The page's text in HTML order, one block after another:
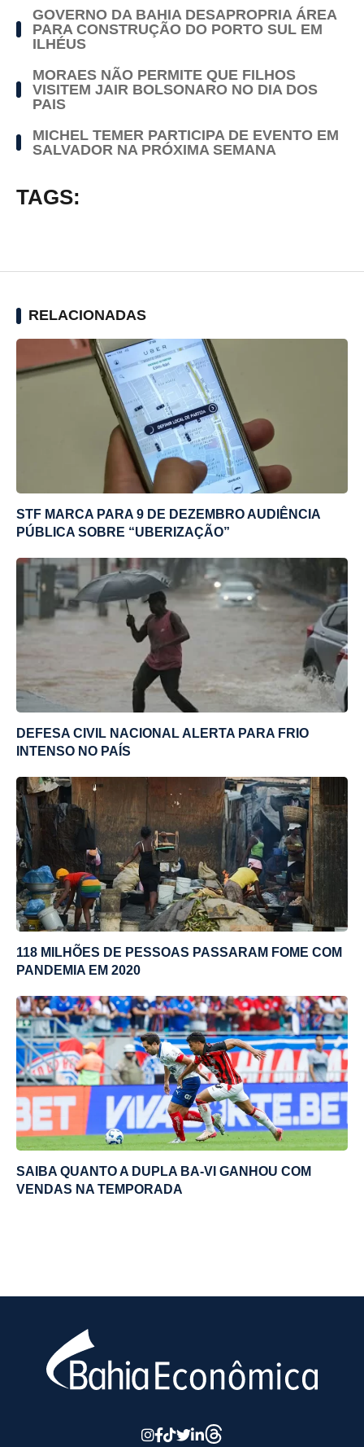
GOVERNO DA BAHIA DESAPROPRIA ÁREA
PARA CONSTRUÇÃO DO PORTO SUL EM
ILHÉUS
MORAES NÃO PERMITE QUE FILHOS
VISITEM JAIR BOLSONARO NO DIA DOS
PAIS
MICHEL TEMER PARTICIPA DE EVENTO EM
SALVADOR NA PRÓXIMA SEMANA
TAGS:
RELACIONADAS
STF MARCA PARA 9 DE DEZEMBRO AUDIÊNCIA
PÚBLICA SOBRE “UBERIZAÇÃO”
DEFESA CIVIL NACIONAL ALERTA PARA FRIO
INTENSO NO PAÍS
118 MILHÕES DE PESSOAS PASSARAM FOME COM
PANDEMIA EM 2020
SAIBA QUANTO A DUPLA BA-VI GANHOU COM
VENDAS NA TEMPORADA